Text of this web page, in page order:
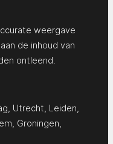
weergave
de inhoud van
ontleend.
Utrecht Leiden
Groningen